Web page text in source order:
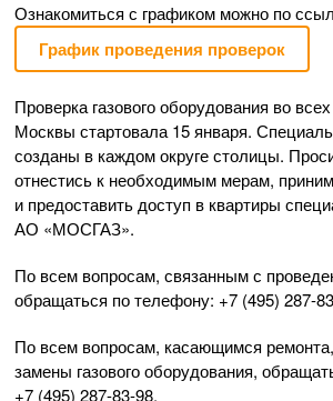
Ознакомиться с графиком можно по
График проведения проверок
Проверка газового оборудования во
Москвы стартовала 15 января.
созданы в каждом округе столицы.
отнестись к необходимым мерам,
и предоставить доступ в квартиры
АО «МОСГАЗ».
По всем вопросам, связанным с
обращаться по телефону: +7 (495) 287-
По всем вопросам, касающимся
замены газового оборудования,
+7 (495) 287-83-98.